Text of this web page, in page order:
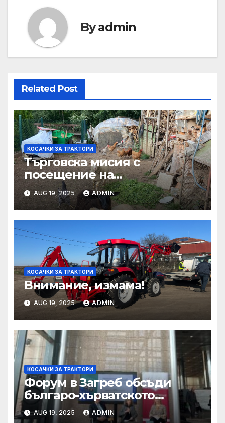
Byadmin
Related Post
КОСАЧКИ ЗА ТРАКТОРИ
Търговска мисия с
посещение на
Mеждународния търговски
панаир CosmeticBusiness
2025
AUG 19, 2025 ADMIN
КОСАЧКИ ЗА ТРАКТОРИ
Внимание, измама!
AUG 19, 2025 ADMIN
КОСАЧКИ ЗА ТРАКТОРИ
Форум в Загреб обсъди
българо-хърватското
сътрудничество
AUG 19, 2025 ADMIN